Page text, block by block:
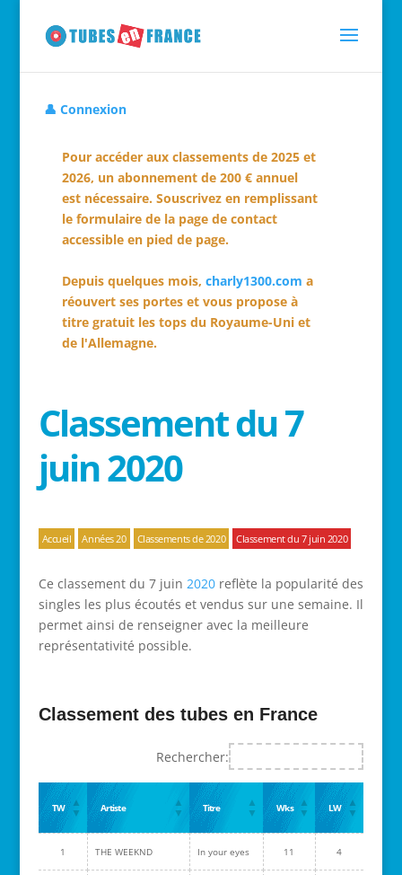
👤 Connexion
Pour accéder aux classements de 2025 et
2026, un abonnement de 200 € annuel
est nécessaire. Souscrivez en remplissant
le formulaire de la page de contact
accessible en pied de page.
Depuis quelques mois, charly1300.com a
réouvert ses portes et vous propose à
titre gratuit les tops du Royaume-Uni et
de l'Allemagne.
Classement du 7
juin 2020
Accueil Années 20 Classements de 2020 Classement du 7 juin 2020
Ce classement du 7 juin 2020reflète la popularité des
singles les plus écoutés et vendus sur une semaine. Il
permet ainsi de renseigner avec la meilleure
représentativité possible.
Classement des tubes en France
Rechercher:
TW Artiste Titre Wks LW
1 THE WEEKND In your eyes 11 4